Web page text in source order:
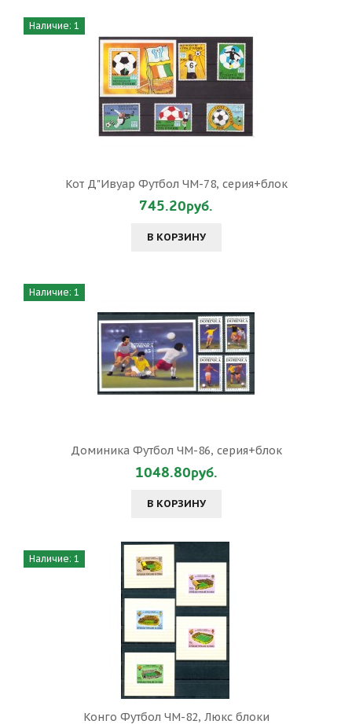
Наличие: 1
Кот Д"Ивуар Футбол ЧМ-78, серия+блок
745.20руб.
В КОРЗИНУ
Наличие: 1
Доминика Футбол ЧМ-86, серия+блок
1048.80руб.
В КОРЗИНУ
Наличие: 1
Конго Футбол ЧМ-82, Люкс блоки